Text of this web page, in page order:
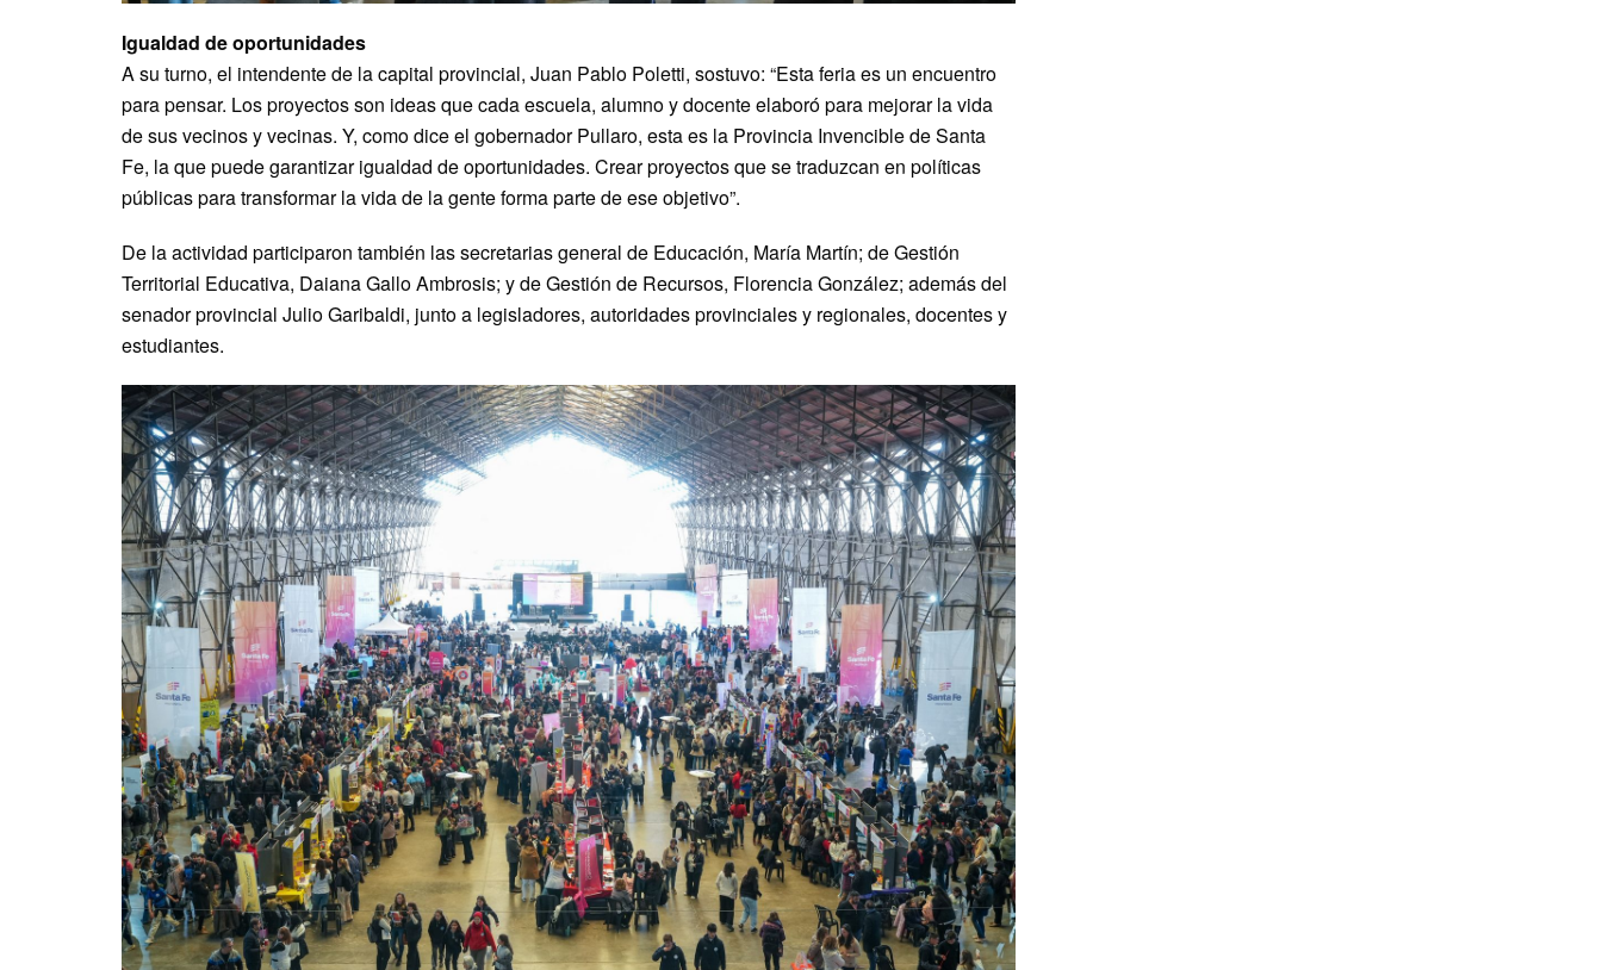
Igualdad de oportunidades
A su turno, el intendente de la capital provincial, Juan Pablo Poletti, sostuvo: “Esta feria es un encuentro
para pensar. Los proyectos son ideas que cada escuela, alumno y docente elaboró para mejorar la vida
de sus vecinos y vecinas. Y, como dice el gobernador Pullaro, esta es la Provincia Invencible de Santa
Fe, la que puede garantizar igualdad de oportunidades. Crear proyectos que se traduzcan en políticas
públicas para transformar la vida de la gente forma parte de ese objetivo”.
De la actividad participaron también las secretarias general de Educación, María Martín; de Gestión
Territorial Educativa, Daiana Gallo Ambrosis; y de Gestión de Recursos, Florencia González; además del
senador provincial Julio Garibaldi, junto a legisladores, autoridades provinciales y regionales, docentes y
estudiantes.